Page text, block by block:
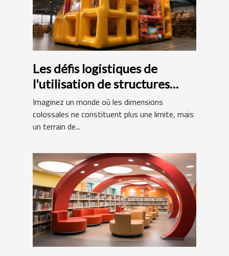
Les défis logistiques de
l'utilisation de structures
gonflables de grande taille
Imaginez un monde où les dimensions
colossales ne constituent plus une limite, mais
un terrain de...